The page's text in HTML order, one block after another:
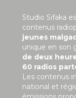
Studio Sifaka
contenus
jeunes
unique en son
de deux
60 radios
Les contenus
national et